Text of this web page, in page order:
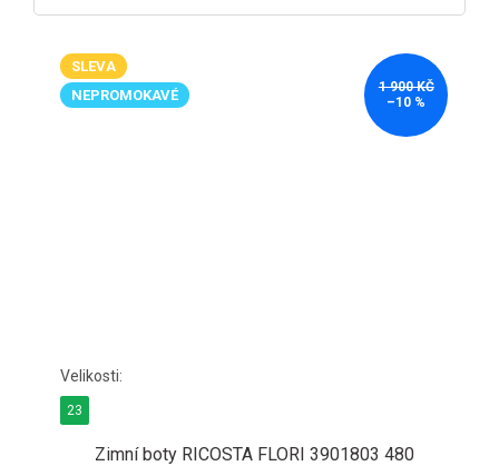
SLEVA
NEPROMOKAVÉ
1 900 KČ
–10 %
Zimní boty RICOSTA FLORI 3901803 480
23